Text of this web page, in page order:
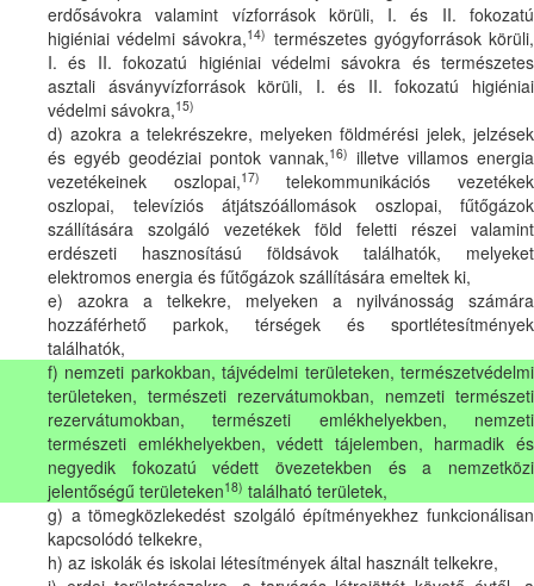
erdősávokra valamint vízforrások körüli, I. és II. fokozatú
higiéniai védelmi sávokra,14) természetes gyógyforrások körüli,
I. és II. fokozatú higiéniai védelmi sávokra és természetes
asztali ásványvízforrások körüli, I. és II. fokozatú higiéniai
védelmi sávokra,15)
d) azokra a telekrészekre, melyeken földmérési jelek, jelzések
és egyéb geodéziai pontok vannak,16) illetve villamos energia
vezetékeinek oszlopai,17)
telekommunikációs vezetékek
oszlopai, televíziós átjátszóállomások oszlopai, fűtőgázok
szállítására szolgáló vezetékek föld feletti részei valamint
erdészeti hasznosítású földsávok találhatók, melyeket
elektromos energia és fűtőgázok szállítására emeltek ki,
e) azokra a telkekre, melyeken a nyilvánosság számára
hozzáférhető parkok, térségek és sportlétesítmények
találhatók,
f) nemzeti parkokban, tájvédelmi területeken, természetvédelmi
területeken, természeti rezervátumokban, nemzeti természeti
rezervátumokban, természeti emlékhelyekben, nemzeti
természeti emlékhelyekben, védett tájelemben, harmadik és
negyedik fokozatú védett övezetekben és a nemzetközi
jelentőségű területeken18) található területek,
g) a tömegközlekedést szolgáló építményekhez funkcionálisan
kapcsolódó telkekre,
h) az iskolák és iskolai létesítmények által használt telkekre,